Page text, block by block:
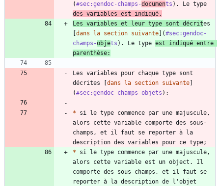
(#sec:gendoc-champs-documents
des variables est indiqué.
Les variables et leur type sont décrites
dans la section suivante ](#sec:gendoc-
champs-objets ). Le type est indiqué entre
parenthèse:
Les variables pour chaque type sont
décrites [ dans la section suivante
(#sec:gendoc-champs-objets
* si le type commence par une majuscule,
alors cette variable comporte des sous-
champs, et il faut se reporter à la
* si le type commence par une majuscule,
alors cette variable est un object. Il
comporte des sous-champs, et il faut se
reporter à la description de l'objet